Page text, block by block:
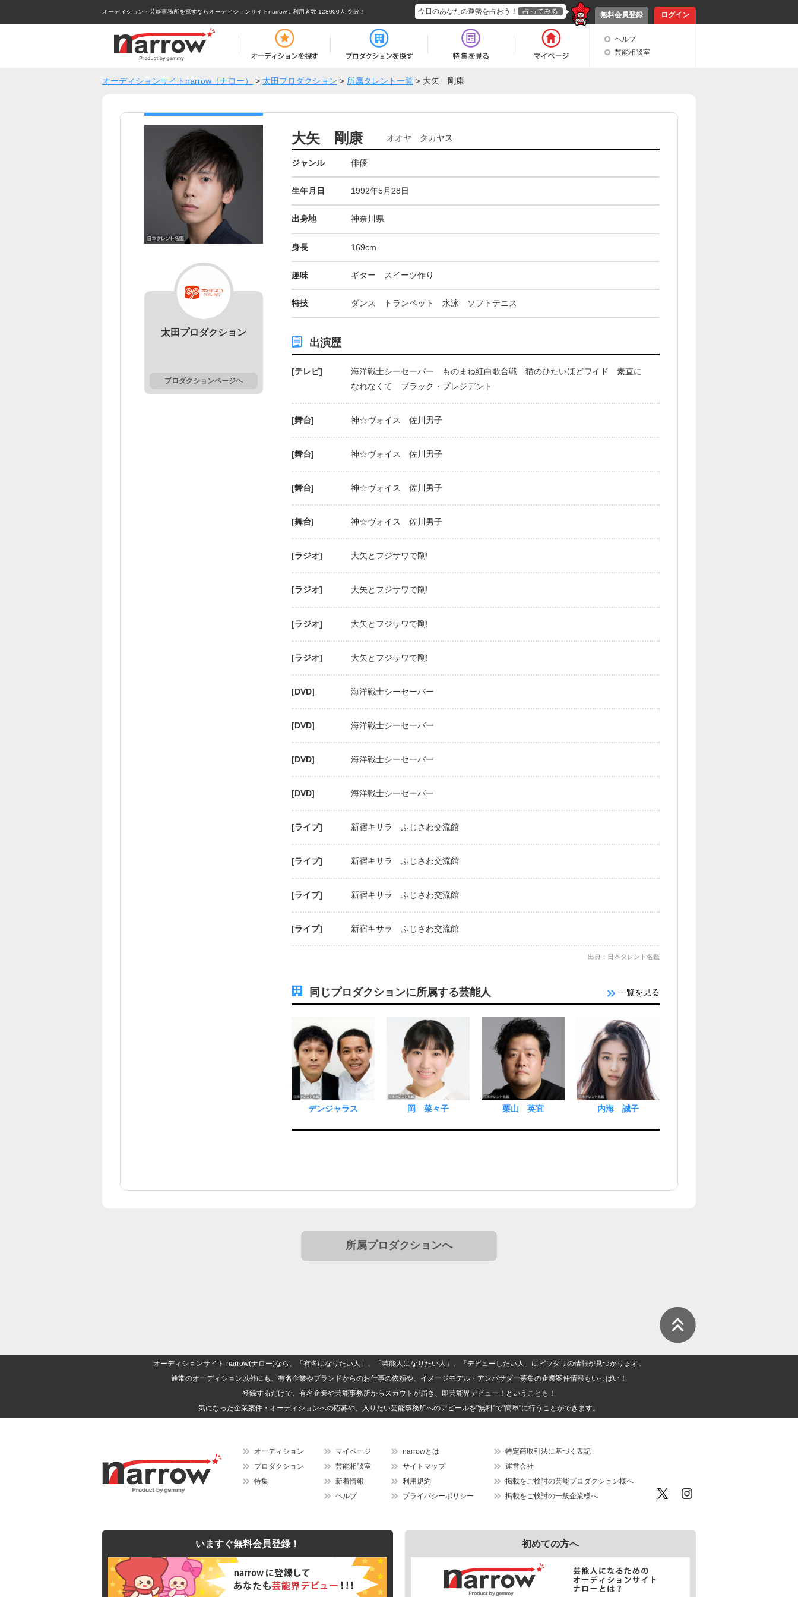
オーディション・芸能事務所を探すならオーディションサイトnarrow ：利用者数 128000人 突破！ 無料会員登録 ログイン
今日のあなたの運勢を占おう！ 占ってみる
ヘルプ
芸能相談室
オーディションサイトnarrow（ナロー） > 太田プロダクション > 所属タレント一覧 > 大矢 剛康
太田プロダクション
プロダクションページヘ
大矢 剛康 オオヤ タカヤス
ジャンル 俳優
生年月日 1992年5月28日
出身地 神奈川県
身長 169cm
趣味 ギター スイーツ作り
特技 ダンス トランペット 水泳 ソフトテニス
出演歴
[テレビ]
海洋戦士シーセーバー ものまね紅白歌合戦 猫のひたいほどワイド 素直に
なれなくて ブラック・プレジデント
[舞台] 神☆ヴォイス 佐川男子
[舞台] 神☆ヴォイス 佐川男子
[舞台] 神☆ヴォイス 佐川男子
[舞台] 神☆ヴォイス 佐川男子
[ラジオ] 大矢とフジサワで剛!
[ラジオ] 大矢とフジサワで剛!
[ラジオ] 大矢とフジサワで剛!
[ラジオ] 大矢とフジサワで剛!
[DVD] 海洋戦士シーセーバー
[DVD] 海洋戦士シーセーバー
[DVD] 海洋戦士シーセーバー
[DVD] 海洋戦士シーセーバー
[ライブ] 新宿キサラ ふじさわ交流館
[ライブ] 新宿キサラ ふじさわ交流館
[ライブ] 新宿キサラ ふじさわ交流館
[ライブ] 新宿キサラ ふじさわ交流館
出典：日本タレント名鑑
同じプロダクションに所属する芸能人 一覧を見る
デンジャラス 岡 菜々子 栗山 英宜 内海 誠子
所属プロダクションへ
オーディションサイト narrow(ナロー)なら、「有名になりたい人」、「芸能人になりたい人」、「デビューしたい人」にピッタリの情報が見つかります。
通常のオーディション以外にも、有名企業やブランドからのお仕事の依頼や、イメージモデル・アンバサダー募集の企業案件情報もいっぱい！
登録するだけで、有名企業や芸能事務所からスカウトが届き、即芸能界デビュー！ということも！
気になった企業案件・オーディションへの応募や、入りたい芸能事務所へのアピールを"無料"で"簡単"に行うことができます。
オーディション
プロダクション
特集
マイページ
芸能相談室
新着情報
ヘルプ
narrowとは
サイトマップ
利用規約
プライバシーポリシー
特定商取引法に基づく表記
運営会社
掲載をご検討の芸能プロダクション様へ
掲載をご検討の一般企業様へ
いますぐ無料会員登録！ 初めての方へ